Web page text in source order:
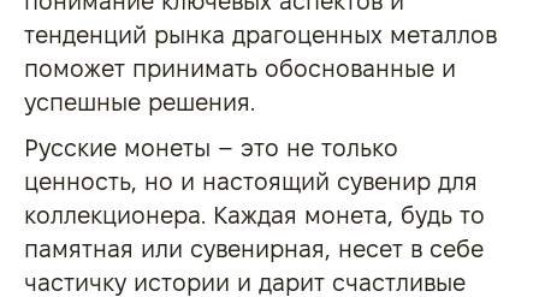
тенденций рынка драгоценных металлов
поможет принимать обоснованные и
успешные решения.
Русские монеты – это не только
ценность, но и настоящий сувенир для
коллекционера. Каждая монета, будь то
памятная или сувенирная, несет в себе
частичку истории и дарит счастливые